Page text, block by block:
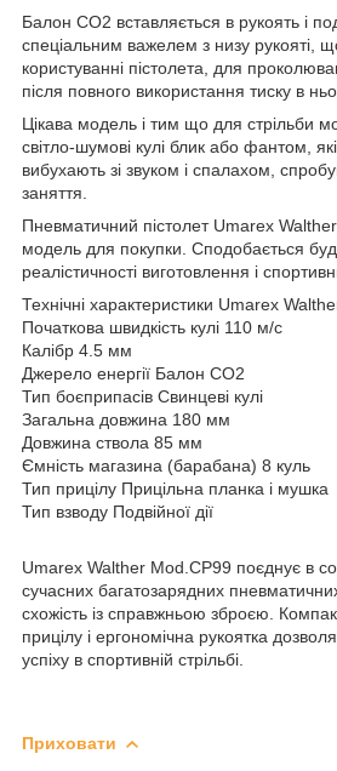
Балон СО2 вставляється в рукоять і
спеціальним важелем з низу рукояті,
користуванні пістолета, для
після повного використання тиску в
Цікава модель і тим що для стрільби
світло-шумові кулі блик або фантом,
вибухають зі звуком і спалахом,
заняття.
Пневматичний пістолет Umarex
модель для покупки. Сподобається
реалістичності виготовлення і
Технічні характеристики Umarex
Початкова швидкість кулі 110 м/с
Калібр 4.5 мм
Джерело енергії Балон CO2
Тип боєприпасів Свинцеві кулі
Загальна довжина 180 мм
Довжина ствола 85 мм
Ємність магазина (барабана) 8 куль
Тип прицілу Прицільна планка і мушка
Тип взводу Подвійної дії
Umarex Walther Mod.CP99 поєднує в
сучасних багатозарядних
схожість із справжньою зброєю.
прицілу і ергономічна рукоятка
успіху в спортивній стрільбі.
Приховати